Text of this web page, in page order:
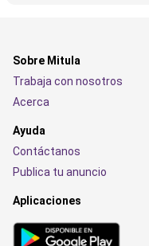
Sobre Mitula
Trabaja con nosotros
Acerca
Ayuda
Contáctanos
Publica tu anuncio
Aplicaciones